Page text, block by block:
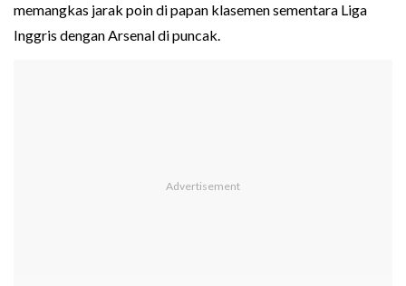
memangkas jarak poin di papan klasemen sementara Liga
Inggris dengan Arsenal di puncak.